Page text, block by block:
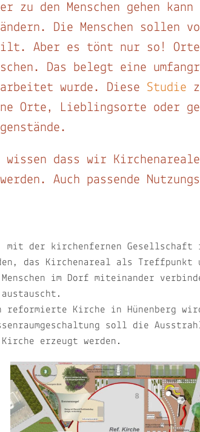
zu den Menschen gehen
Die Menschen sollen
Aber es tönt nur so! Orte
Das belegt eine
wurde. Diese Studie
Orte, Lieblingsorte oder
wissen dass wir
Auch passende
mit der kirchenfernen
das Kirchenareal als Treffpunkt
im Dorf miteinander
Kirche in Hünenberg wird
soll die
erzeugt werden.